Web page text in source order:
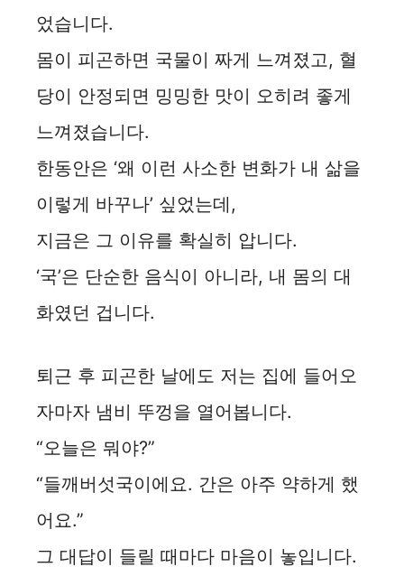
었습니다.
몸이 피곤하면 국물이 짜게 느껴졌고, 혈
당이 안정되면 밍밍한 맛이 오히려 좋게
느껴졌습니다.
한동안은 ‘왜 이런 사소한 변화가 내 삶을
이렇게 바꾸나’ 싶었는데,
지금은 그 이유를 확실히 압니다.
‘국’은 단순한 음식이 아니라, 내 몸의 대
화였던 겁니다.
퇴근 후 피곤한 날에도 저는 집에 들어오
자마자 냄비 뚜껑을 열어봅니다.
“오늘은 뭐야?”
“들깨버섯국이에요. 간은 아주 약하게 했
어요.”
그 대답이 들릴 때마다 마음이 놓입니다.